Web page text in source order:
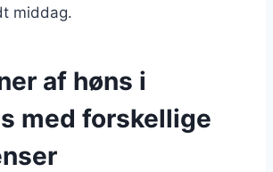
middag.
af høns i
med forskellige